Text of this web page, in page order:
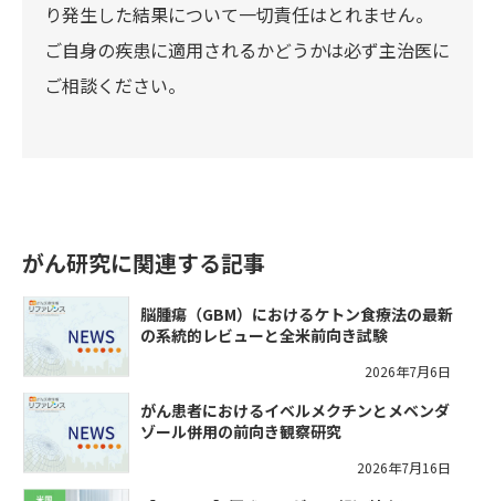
り発生した結果について一切責任はとれません。
ご自身の疾患に適用されるかどうかは必ず主治医に
ご相談ください。
がん研究に関連する記事
脳腫瘍（GBM）におけるケトン食療法の最新
の系統的レビューと全米前向き試験
2026年7月6日
がん患者におけるイベルメクチンとメベンダ
ゾール併用の前向き観察研究
2026年7月16日